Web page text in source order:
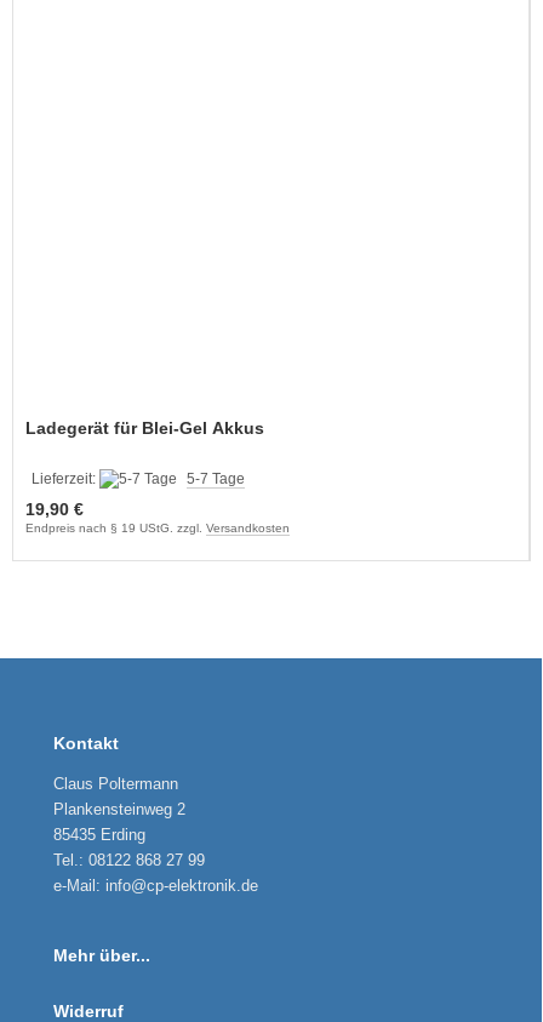
Ladegerät für Blei-Gel Akkus
Lieferzeit: 5-7 Tage
19,90 €
Endpreis nach § 19 UStG. zzgl. Versandkosten
Kontakt
Claus Poltermann
Plankensteinweg 2
85435 Erding
Tel.: 08122 868 27 99
e-Mail: info@cp-elektronik.de
Mehr über...
Widerruf